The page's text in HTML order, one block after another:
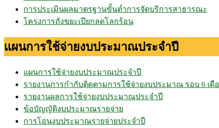
การประเมินผลมาตรฐานขั้นต่ำการจัดบริการสาธารณะ
โครงการถังขยะเปียกลดโลกร้อน
แผนการใช้จ่ายงบประมาณประจำปี
แผนการใช้จ่ายงบประมาณประจำปี
รายงานการกำกับติดตามการใช้จ่ายงบประมาณ รอบ 6 เดื
รายงานผลการใช้จ่ายงบประมาณประจำปี
ข้อบัญญัติงบประมาณรายจ่าย
การโอนงบประมาณรายจ่ายประจำปี